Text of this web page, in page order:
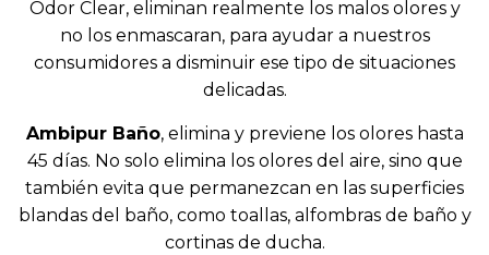
Odor Clear, eliminan realmente los malos olores y
no los enmascaran, para ayudar a nuestros
consumidores a disminuir ese tipo de situaciones
delicadas.
Ambipur Baño, elimina y previene los olores hasta
45 días. No solo elimina los olores del aire, sino que
también evita que permanezcan en las superficies
blandas del baño, como toallas, alfombras de baño y
cortinas de ducha.